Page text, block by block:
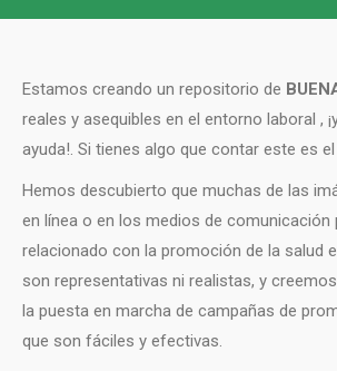
Estamos creando un repositorio de
reales y asequibles en el entorno laboral ,
ayuda!. Si tienes algo que contar este es el
Hemos descubierto que muchas de las
en línea o en los medios de comunicación
relacionado con la promoción de la salud
son representativas ni realistas, y
la puesta en marcha de campañas de
que son fáciles y efectivas.